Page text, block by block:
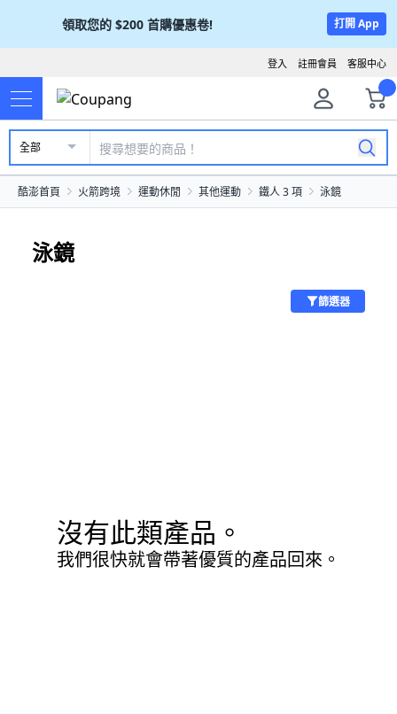
領取您的 $200 首購優惠卷! 打開 App
客服中心
註冊會員
登入
全部
酷澎首頁 火箭跨境 運動休閒 其他運動 鐵人 3 項 泳鏡
泳鏡
篩選器
沒有此類產品。
我們很快就會帶著優質的產品回來。